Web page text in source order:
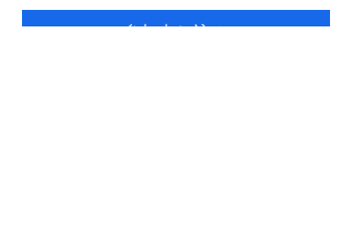
参加申し込み